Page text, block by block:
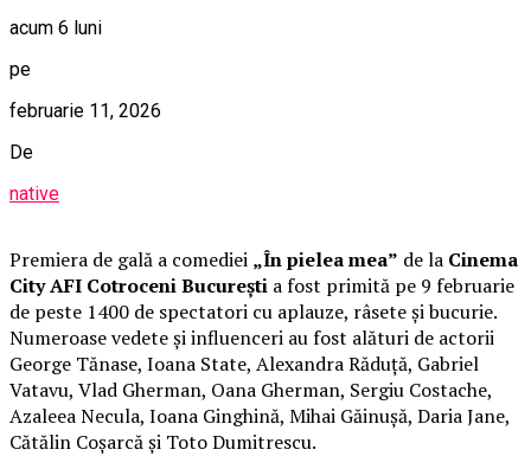
acum 6 luni
pe
februarie 11, 2026
De
native
Premiera de gală a comediei „În pielea mea” de la Cinema
City AFI Cotroceni București a fost primită pe 9 februarie
de peste 1400 de spectatori cu aplauze, râsete și bucurie.
Numeroase vedete și influenceri au fost alături de actorii
George Tănase, Ioana State, Alexandra Răduță, Gabriel
Vatavu, Vlad Gherman, Oana Gherman, Sergiu Costache,
Azaleea Necula, Ioana Ginghină, Mihai Găinușă, Daria Jane,
Cătălin Coșarcă și Toto Dumitrescu.